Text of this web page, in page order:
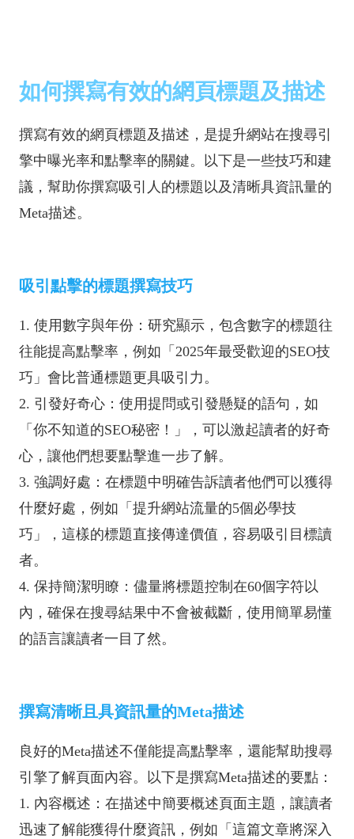
如何撰寫有效的網頁標題及描述
撰寫有效的網頁標題及描述，是提升網站在搜尋引
擎中曝光率和點擊率的關鍵。以下是一些技巧和建
議，幫助你撰寫吸引人的標題以及清晰具資訊量的
Meta描述。
吸引點擊的標題撰寫技巧
1. 使用數字與年份：研究顯示，包含數字的標題往
往能提高點擊率，例如「2025年最受歡迎的SEO技
巧」會比普通標題更具吸引力。
2. 引發好奇心：使用提問或引發懸疑的語句，如
「你不知道的SEO秘密！」，可以激起讀者的好奇
心，讓他們想要點擊進一步了解。
3. 強調好處：在標題中明確告訴讀者他們可以獲得
什麼好處，例如「提升網站流量的5個必學技
巧」，這樣的標題直接傳達價值，容易吸引目標讀
者。
4. 保持簡潔明瞭：儘量將標題控制在60個字符以
內，確保在搜尋結果中不會被截斷，使用簡單易懂
的語言讓讀者一目了然。
撰寫清晰且具資訊量的Meta描述
良好的Meta描述不僅能提高點擊率，還能幫助搜尋
引擎了解頁面內容。以下是撰寫Meta描述的要點：
1. 內容概述：在描述中簡要概述頁面主題，讓讀者
迅速了解能獲得什麼資訊，例如「這篇文章將深入